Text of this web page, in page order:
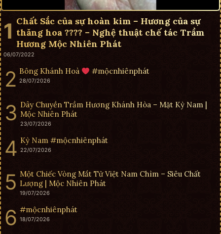
Chất Sắc của sự hoàn kim – Hương của sự
thăng hoa ???? – Nghệ thuật chế tác Trầm
Hương Mộc Nhiên Phát
06/07/2022
Bông Khánh Hoà #mộcnhiênphát
28/07/2026
Dây Chuyền Trầm Hương Khánh Hòa – Mặt Kỳ Nam |
Mộc Nhiên Phát
23/07/2026
Kỳ Nam #mộcnhiênphát
22/07/2026
Một Chiếc Vòng Mắt Tử Việt Nam Chìm – Siêu Chất
Lượng | Mộc Nhiên Phát
19/07/2026
#mộcnhiênphát
18/07/2026